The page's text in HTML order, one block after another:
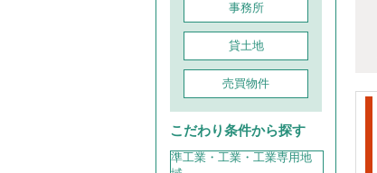
事務所
貸土地
売買物件
こだわり条件から探す
準工業・工業・工業専用地